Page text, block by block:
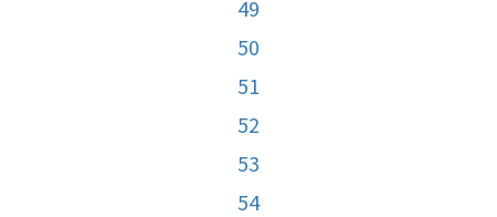
49
50
51
52
53
54